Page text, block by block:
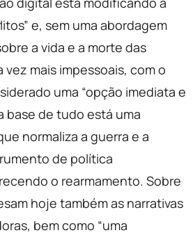
e, sem uma abordagem
a vida e a morte das
vez mais impessoais, com o
uma “opção imediata e
base de tudo está uma
normaliza a guerra e a
de política
o rearmamento. Sobre
hoje também as narrativas
bem como “uma